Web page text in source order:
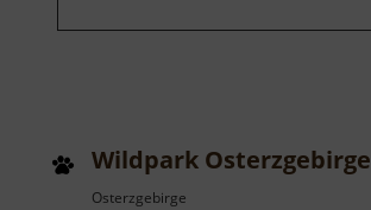
Wildpark Osterzgebirge
Osterzgebirge